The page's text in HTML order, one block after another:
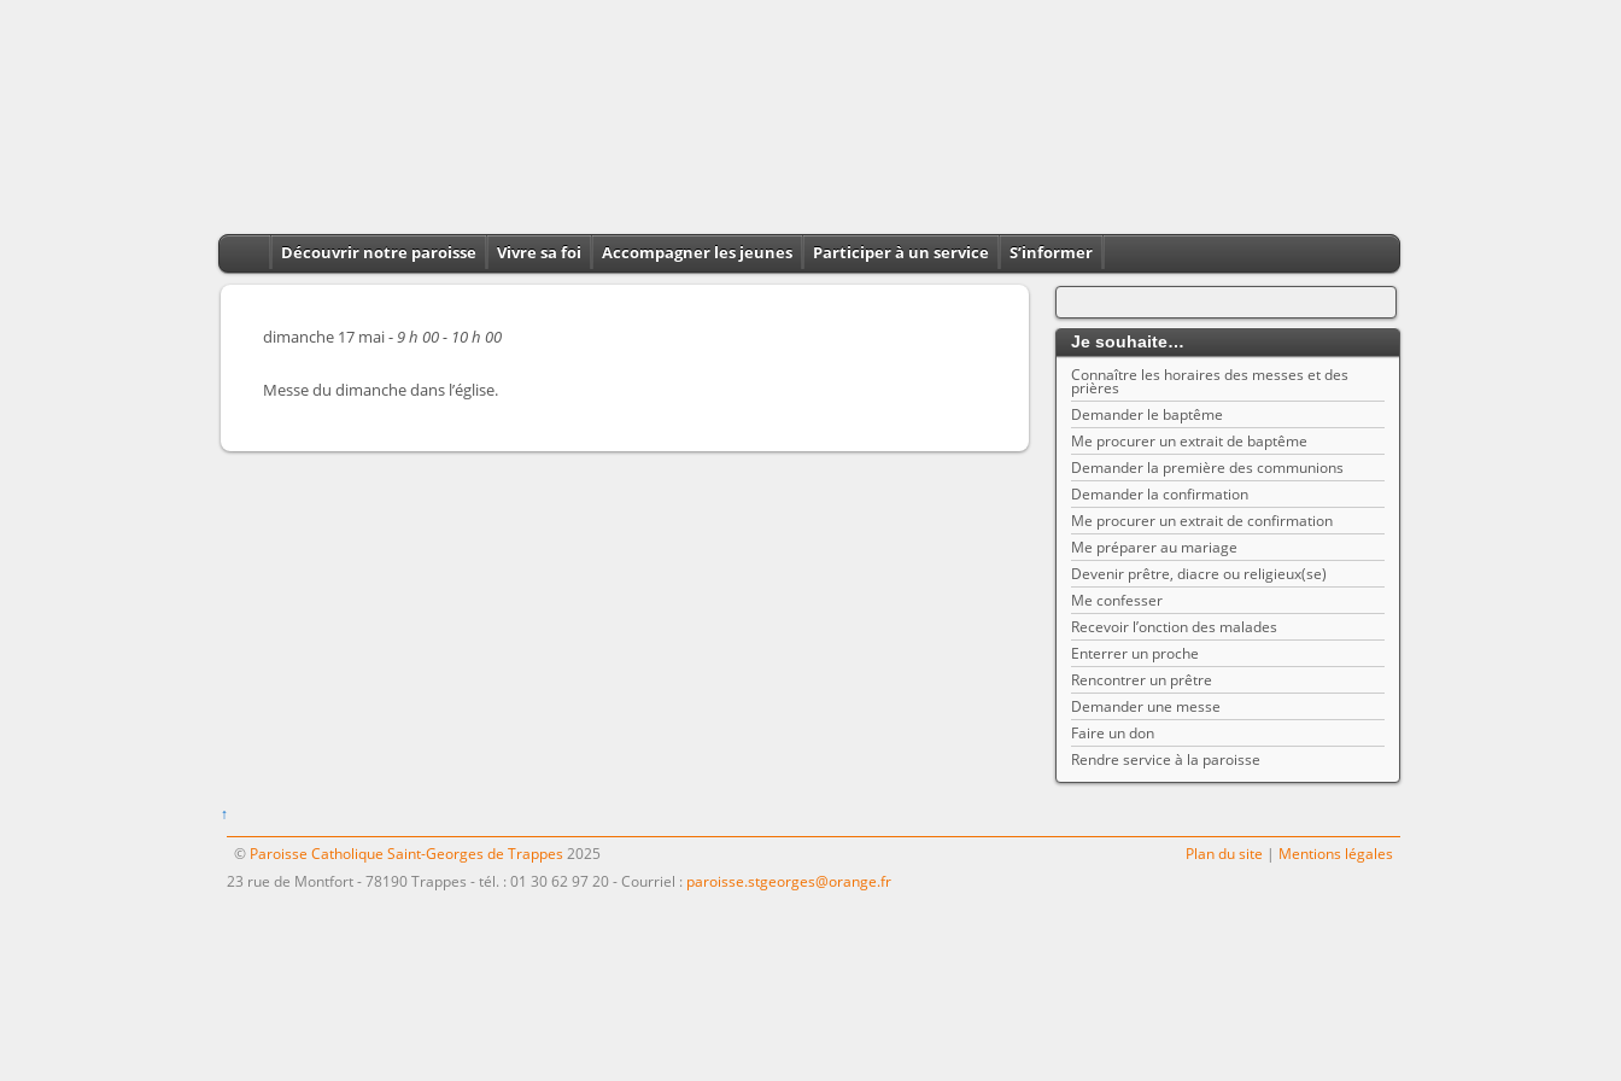
Découvrir notre paroisse Vivre sa foi Accompagner les jeunes Participer à un service S’informer
dimanche 17 mai -9 h 00 - 10 h 00
Messe du dimanche dans l’église.
Je souhaite…
Connaître les horaires des messes et des
prières
Demander le baptême
Me procurer un extrait de baptême
Demander la première des communions
Demander la confirmation
Me procurer un extrait de confirmation
Me préparer au mariage
Devenir prêtre, diacre ou religieux(se)
Me confesser
Recevoir l’onction des malades
Enterrer un proche
Rencontrer un prêtre
Demander une messe
Faire un don
Rendre service à la paroisse
↑
© Paroisse Catholique Saint-Georges de Trappes 2025 Plan du site | Mentions légales
23 rue de Montfort - 78190 Trappes - tél. : 01 30 62 97 20 - Courriel : paroisse.stgeorges@orange.fr